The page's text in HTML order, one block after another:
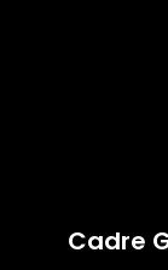
Cadre